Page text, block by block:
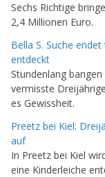
Sechs Richtige
2,4 Millionen Euro.
Bella S. Suche
entdeckt
Stundenlang
vermisste
es Gewissheit.
Preetz bei Kiel:
auf
In Preetz bei Kiel
eine Kinderleiche